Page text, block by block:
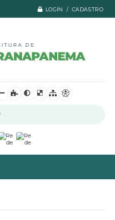
LOGIN / CADASTRO